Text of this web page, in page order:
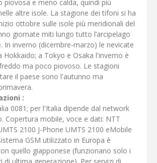
piovosa e meno calda, quindi più
altre isole. La stagione dei tifoni si ha
ottobre sulle isole più meridionali del
giornate miti lungo tutto l’arcipelago
In inverno (dicembre-marzo) le nevicate
Hokkaido; a Tokyo e Osaka l'inverno è
ma poco piovoso. Le stagioni
il paese sono l'autunno ma
:
0081; per l'Italia dipende dal network
Copertura mobile, voce e dati: NTT
2100 J-Phone UMTS 2100 eMobile
GSM utilizzato in Europa è
quello giapponese (funzionano solo i